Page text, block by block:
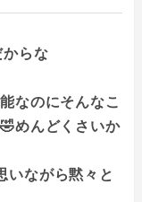
らな
なのにそんなこ
めんどくさいか
いながら黙々と